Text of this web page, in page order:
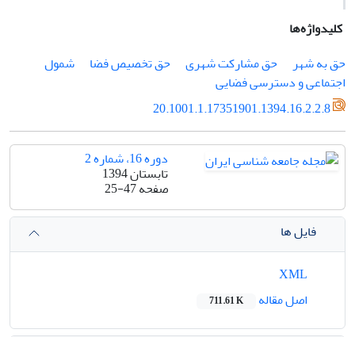
کلیدواژه‌ها
حق به شهر
حق مشارکت شهری حق تخصیص فضا
شمول
اجتماعی و دسترسی فضایی
20.1001.1.17351901.1394.16.2.2.8
دوره 16، شماره 2
تابستان 1394
صفحه25-47
فایل ها
اصل مقاله
711.61 K